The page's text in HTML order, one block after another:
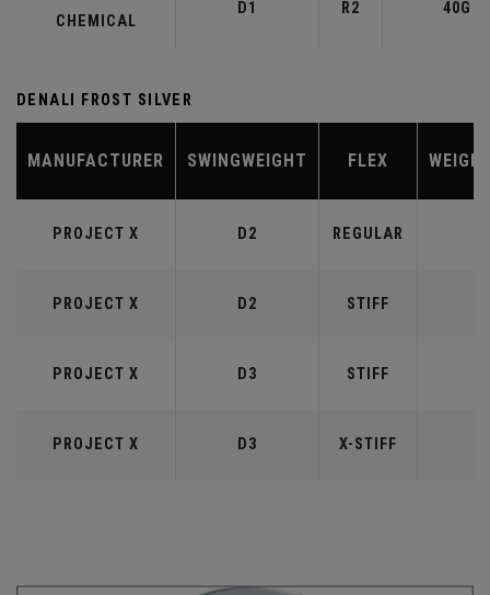
CHEMICAL
D1 R2 40G
DENALI FROST SILVER
MANUFACTURER SWINGWEIGHT FLEX
PROJECT X D2 REGULAR
PROJECT X D2 STIFF
PROJECT X D3 STIFF
PROJECT X D3 X-STIFF